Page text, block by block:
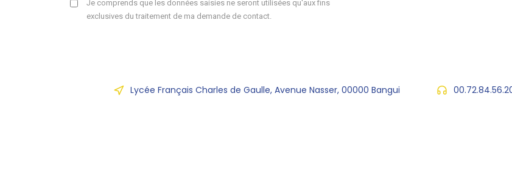
Je comprends que les données saisies ne seront utilisées qu'aux fins
exclusives du traitement de ma demande de contact.
Lycée Français Charles de Gaulle, Avenue Nasser, 00000 Bangui